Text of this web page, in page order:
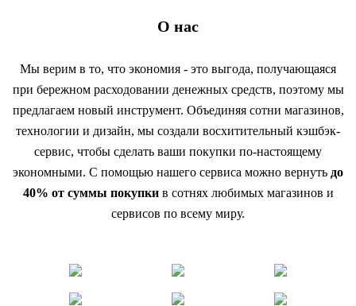
О нас
Мы верим в то, что экономия - это выгода, получающаяся
при бережном расходовании денежных средств, поэтому мы
предлагаем новый инструмент. Объединяя сотни магазинов,
технологии и дизайн, мы создали восхитительный кэшбэк-
сервис, чтобы сделать ваши покупки по-настоящему
экономными. С помощью нашего сервиса можно вернуть до
40% от суммы покупкив сотнях любимых магазинов и
сервисов по всему миру.